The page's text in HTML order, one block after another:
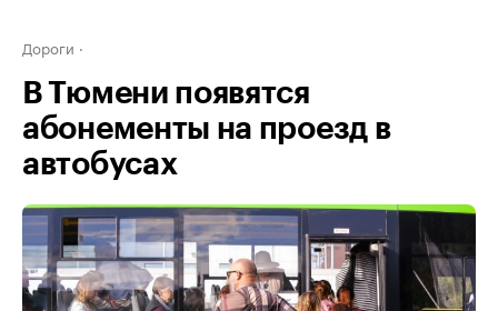
Дороги
В Тюмени появятся
абонементы на проезд в
автобусах